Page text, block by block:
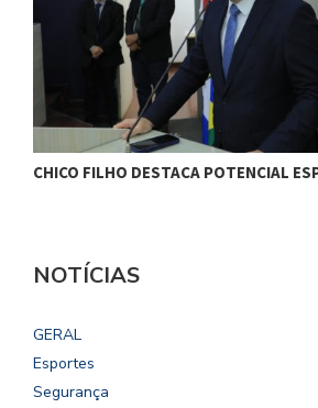
CHICO FILHO DESTACA POTENCIAL
NOTÍCIAS
GERAL
Esportes
Segurança